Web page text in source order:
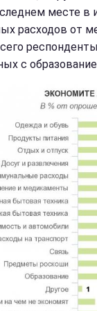
месте в
расходов от
с